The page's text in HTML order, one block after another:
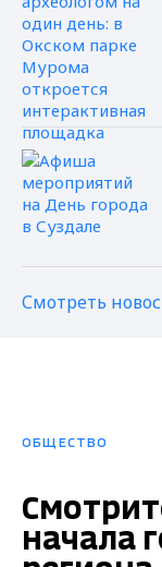
Смотреть
ОБЩЕСТВО
начала